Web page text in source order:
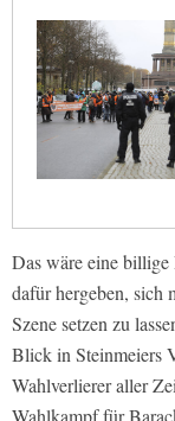
Das wäre eine billige
dafür hergeben, sich
Szene setzen zu
Blick in Steinmeiers
Wahlverlierer aller